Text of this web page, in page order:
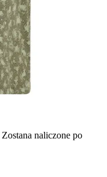
Zostana naliczone po